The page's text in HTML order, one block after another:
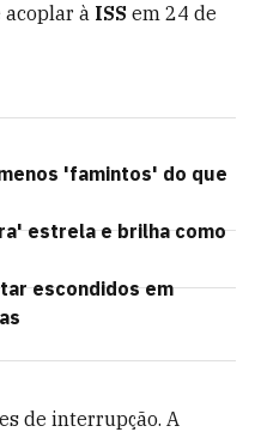
acoplar à ISS em 24 de
'famintos' do que
estrela e brilha como
escondidos em
de interrupção. A